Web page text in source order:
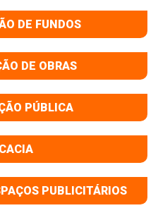
DE FUNDOS
DE OBRAS
PÚBLICA
PUBLICITÁRIOS